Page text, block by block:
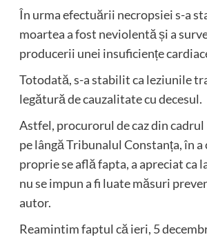
În urma efectuării necropsiei s-a
moartea a fost neviolentă și a
producerii unei insuficiențe
Totodată, s-a stabilit ca leziunile
legătură de cauzalitate cu decesul.
Astfel, procurorul de caz din
pe lângă Tribunalul Constanța, în
proprie se află fapta, a apreciat ca
nu se impun a fi luate măsuri
autor.
Reamintim faptul că ieri, 5